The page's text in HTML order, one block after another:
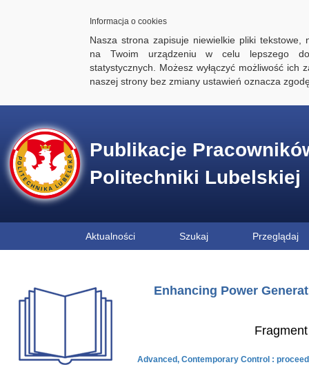
Informacja o cookies
Nasza strona zapisuje niewielkie pliki tekstowe,
na Twoim urządzeniu w celu lepszego
statystycznych. Możesz wyłączyć możliwość ich
naszej strony bez zmiany ustawień oznacza
Publikacje
Politechniki Lubelskiej
Aktualności Szukaj Przeglądaj
Enhancing Power
Advanced, Contemporary Control :